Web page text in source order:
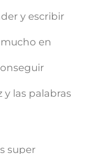
y escribir
en
las palabras
super